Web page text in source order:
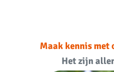
Maak kennis met
Het zijn